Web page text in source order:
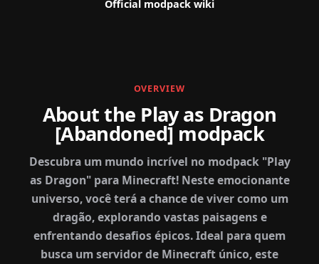
Official modpack wiki
OVERVIEW
About the Play as Dragon
[Abandoned] modpack
Descubra um mundo incrível no modpack "Play
as Dragon" para Minecraft! Neste emocionante
universo, você terá a chance de viver como um
dragão, explorando vastas paisagens e
enfrentando desafios épicos. Ideal para quem
busca um servidor de Minecraft único, este